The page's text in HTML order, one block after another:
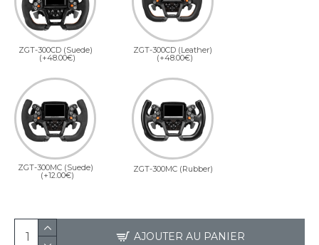
ZGT-300CD (Suede)
(+48.00€)
ZGT-300CD (Leather)
(+48.00€)
ZGT-300MC (Suede)
(+12.00€)
ZGT-300MC (Rubber)
AJOUTER AU PANIER